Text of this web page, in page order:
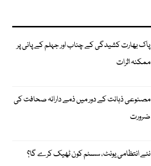
پاک بھارت کشیدگی کے چناب اور جہلم کے پانی پر
ممکنہ اثرات
مصنوعی ذہانت کے دور میں ذمے دارانہ صحافت کی
ضرورت
نئے انتظامی یونٹ، سسٹم کون ٹھیک کرے گا؟